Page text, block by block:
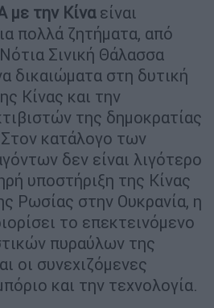
την Κίναείναι
πολλά ζητήματα, από
Σινική Θάλασσα
δικαιώματα στη δυτική
Κίνας και την
της δημοκρατίας
κατάλογο των
δεν είναι λιγότερο
υποστήριξη της Κίνας
Ρωσίας στην Ουκρανία, η
το επεκτεινόμενο
πυραύλων της
οι συνεχιζόμενες
και την τεχνολογία.